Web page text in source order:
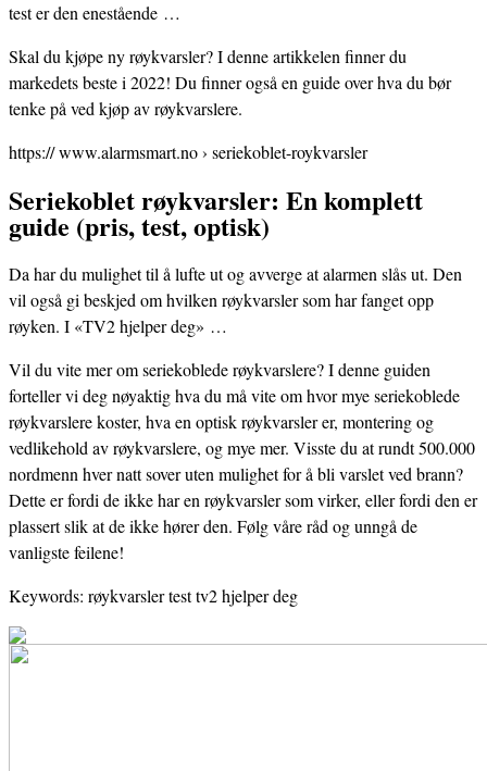
test er den enestående …
Skal du kjøpe ny røykvarsler? I denne artikkelen finner du
markedets beste i 2022! Du finner også en guide over hva du bør
tenke på ved kjøp av røykvarslere.
https:// www.alarmsmart.no › seriekoblet-roykvarsler
Seriekoblet røykvarsler: En komplett
guide (pris, test, optisk)
Da har du mulighet til å lufte ut og avverge at alarmen slås ut. Den
vil også gi beskjed om hvilken røykvarsler som har fanget opp
røyken. I «TV2 hjelper deg» …
Vil du vite mer om seriekoblede røykvarslere? I denne guiden
forteller vi deg nøyaktig hva du må vite om hvor mye seriekoblede
røykvarslere koster, hva en optisk røykvarsler er, montering og
vedlikehold av røykvarslere, og mye mer. Visste du at rundt 500.000
nordmenn hver natt sover uten mulighet for å bli varslet ved brann?
Dette er fordi de ikke har en røykvarsler som virker, eller fordi den er
plassert slik at de ikke hører den. Følg våre råd og unngå de
vanligste feilene!
Keywords: røykvarsler test tv2 hjelper deg